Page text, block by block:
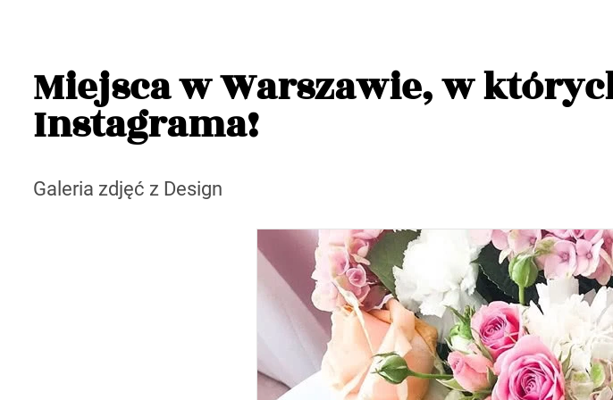
Miejsca w Warszawie, w
Instagrama!
Galeria zdjęć z Design